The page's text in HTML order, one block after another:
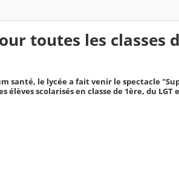
toutes les classes
santé, le lycée a fait venir le spectacle
scolarisés en classe de 1ère, du LGT